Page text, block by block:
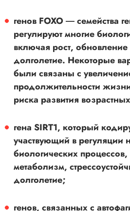
генов FOXO ― семейства
регулируют многие
включая рост, обновление
долголетие. Некоторые
были связаны с
продолжительности
риска развития
гена SIRT1, который
участвующий в регуляции
биологических
метаболизм,
долголетие;
генов, связанных с